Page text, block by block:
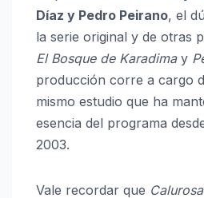
Díaz y Pedro Peirano, el
la serie original y de otras
El Bosque de Karadimay
producción corre a cargo
mismo estudio que ha
esencia del programa
2003.
Vale recordar que